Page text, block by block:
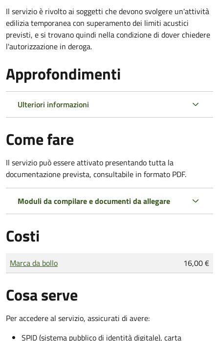
Il servizio è rivolto ai soggetti che devono svolgere un'attività
edilizia temporanea con superamento dei limiti acustici
previsti, e si trovano quindi nella condizione di dover chiedere
l'autorizzazione in deroga.
Approfondimenti
Ulteriori informazioni
Come fare
Il servizio può essere attivato presentando tutta la
documentazione prevista, consultabile in formato PDF.
Moduli da compilare e documenti da allegare
Costi
Tipo di pagamento
Importo
Marca da bollo 16,00 €
Cosa serve
Per accedere al servizio, assicurati di avere:
SPID (sistema pubblico di identità digitale), carta